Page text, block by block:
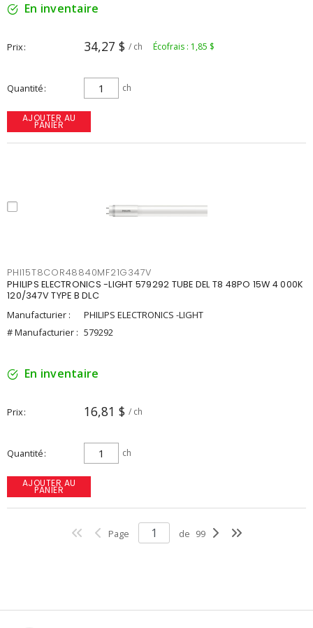
En inventaire
Prix 34,27 $ / ch Écofrais : 1,85 $
Quantité ch
AJOUTER AU
PANIER
PHI15T8COR48840MF21G347V
PHILIPS ELECTRONICS -LIGHT 579292 TUBE DEL T8 48PO 15W 4 000K
120/347V TYPE B DLC
Manufacturier :
PHILIPS ELECTRONICS -LIGHT
# Manufacturier : 579292
En inventaire
Prix 16,81 $ / ch
Quantité ch
AJOUTER AU
PANIER
Page de 99